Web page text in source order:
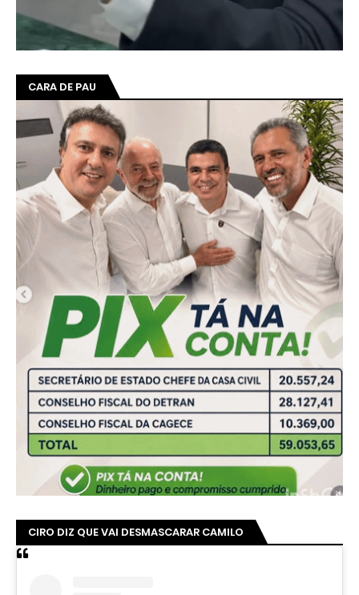
CARA DE PAU
CIRO DIZ QUE VAI DESMASCARAR CAMILO